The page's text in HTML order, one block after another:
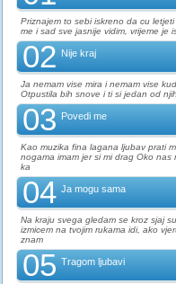
Priznajem to sebi iskreno da cu
me i sad sve jasnije vidim, vrijeme je
02 Nije kraj
Ja nemam vise mira i nemam vise
Otpustila bih snove i ti si jedan od
03 Povedi me
Kao muzika fina lagana ljubav prati
nogama imam jer si mi drag Oko nas
ka
04 Ja mogu sama
Na kraju svega gledam se kroz sjaj
izmicem na tvojim rukama idi, ako
znam
05 Tragom ljubavi